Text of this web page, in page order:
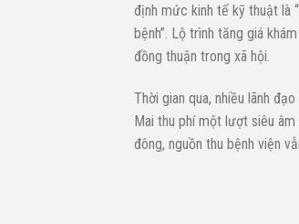
định mức kinh tế kỹ thuật là
bệnh”. Lộ trình tăng giá
đồng thuận trong xã hội.
Thời gian qua, nhiều lãnh
Mai thu phí một lượt siêu
đông, nguồn thu bệnh viện